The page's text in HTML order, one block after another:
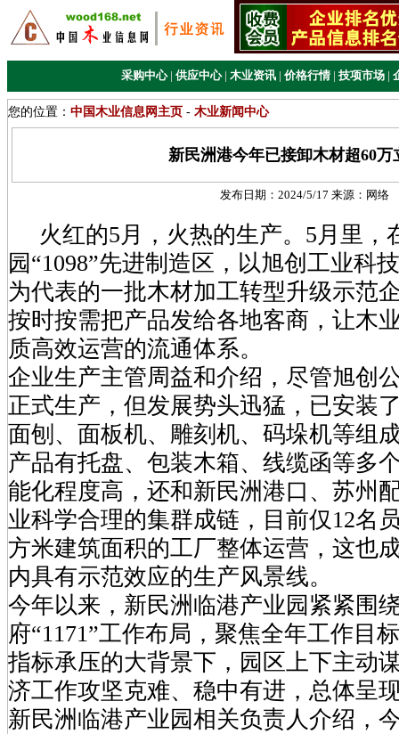
采购中心 | 供应中心 | 木业资讯 | 价格行情 | 技项市场 |
您的位置： 中国木业信息网主页 - 木业新闻中心
新民洲港今年已接卸木材超60万
发布日期：2024/5/17 来源： 网络
火红的5月，火热的生产。5月里，
园“1098”先进制造区，以旭创工业科
为代表的一批木材加工转型升级示范
按时按需把产品发给各地客商，让木
质高效运营的流通体系。
企业生产主管周益和介绍，尽管旭创
正式生产，但发展势头迅猛，已安装
面刨、面板机、雕刻机、码垛机等组
产品有托盘、包装木箱、线缆函等多
能化程度高，还和新民洲港口、苏州
业科学合理的集群成链，目前仅12名
方米建筑面积的工厂整体运营，这也
内具有示范效应的生产风景线。
今年以来，新民洲临港产业园紧紧围
府“1171”工作布局，聚焦全年工作目
指标承压的大背景下，园区上下主动
济工作攻坚克难、稳中有进，总体呈
新民洲临港产业园相关负责人介绍，